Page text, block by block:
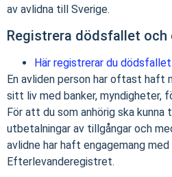
av avlidna till Sverige.
Registrera dödsfallet och
Här registrerar du dödsfallet
En avliden person har oftast haft
sitt liv med banker, myndigheter,
För att du som anhörig ska kunna
utbetalningar av tillgångar och
avlidne har haft engagemang
Efterlevanderegistret.